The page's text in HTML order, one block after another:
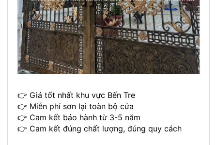
👉 Giá tốt nhất khu vực Bến Tre
👉 Miễn phí sơn lại toàn bộ cửa
👉 Cam kết bảo hành từ 3-5 năm
👉 Cam kết đúng chất lượng, đúng quy cách